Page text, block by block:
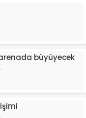
büyüyecek